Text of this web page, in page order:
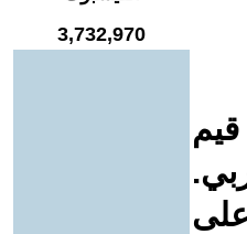
3,732,970